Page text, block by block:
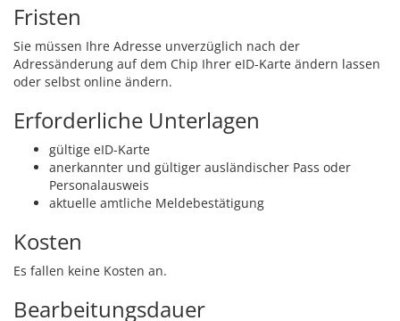
Fristen
Sie müssen Ihre Adresse unverzüglich nach der
Adressänderung auf dem Chip Ihrer eID-Karte ändern lassen
oder selbst online ändern.
Erforderliche Unterlagen
gültige eID-Karte
anerkannter und gültiger ausländischer Pass oder
Personalausweis
aktuelle amtliche Meldebestätigung
Kosten
Es fallen keine Kosten an.
Bearbeitungsdauer